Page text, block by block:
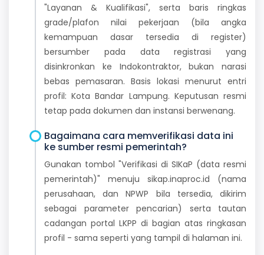
"Layanan & Kualifikasi", serta baris ringkas
grade/plafon nilai pekerjaan (bila angka
kemampuan dasar tersedia di register)
bersumber pada data registrasi yang
disinkronkan ke Indokontraktor, bukan narasi
bebas pemasaran. Basis lokasi menurut entri
profil: Kota Bandar Lampung. Keputusan resmi
tetap pada dokumen dan instansi berwenang.
Bagaimana cara memverifikasi data ini
ke sumber resmi pemerintah?
Gunakan tombol "Verifikasi di SIKaP (data resmi
pemerintah)" menuju sikap.inaproc.id (nama
perusahaan, dan NPWP bila tersedia, dikirim
sebagai parameter pencarian) serta tautan
cadangan portal LKPP di bagian atas ringkasan
profil - sama seperti yang tampil di halaman ini.